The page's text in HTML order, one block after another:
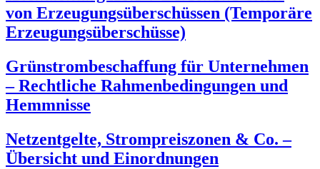
von Erzeugungsüberschüssen (Temporäre
Erzeugungsüberschüsse)
Grünstrombeschaffung für Unternehmen
– Rechtliche Rahmenbedingungen und
Hemmnisse
Netzentgelte, Strompreiszonen & Co. –
Übersicht und Einordnungen